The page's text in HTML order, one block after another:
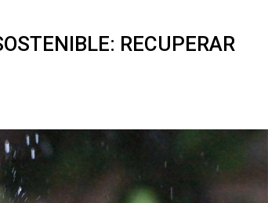
RECUPERAR